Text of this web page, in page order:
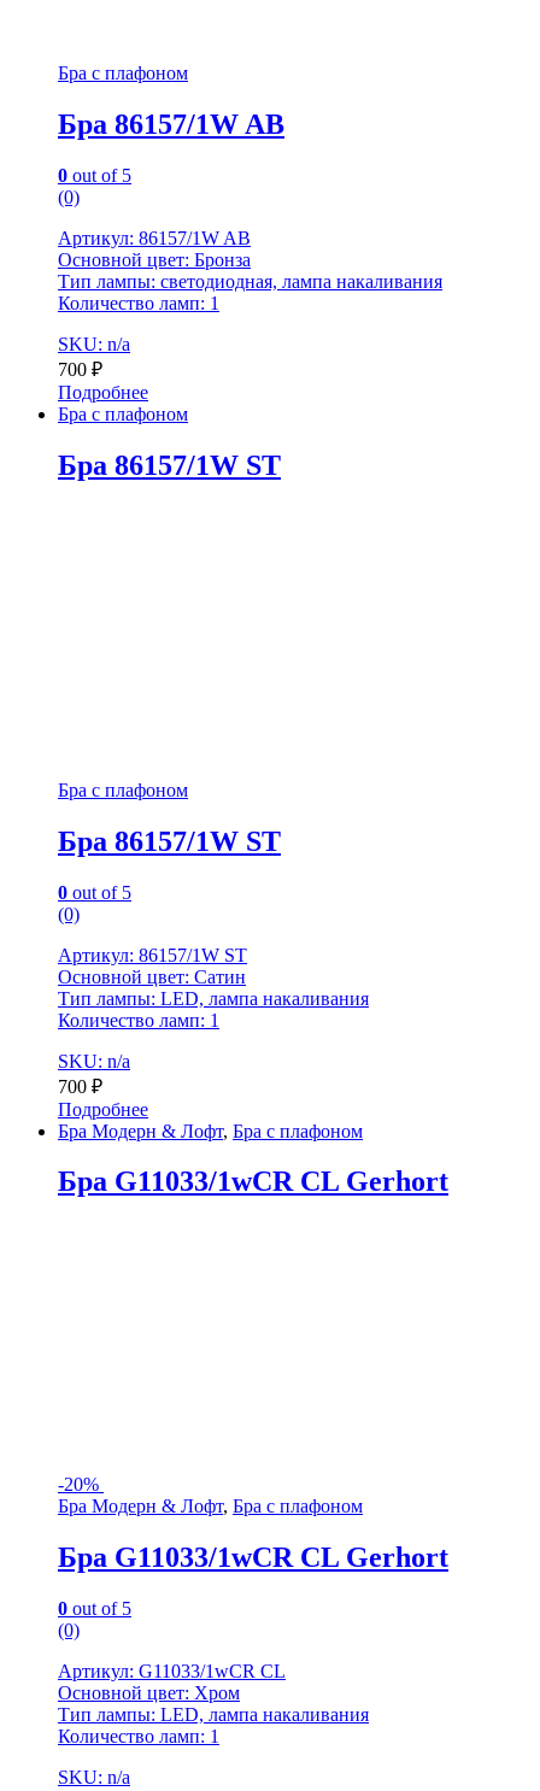
Бра с плафоном
Бра 86157/1W AB
0 out of 5
(0)
Артикул: 86157/1W AB
Основной цвет: Бронза
Тип лампы: светодиодная, лампа накаливания
Количество ламп: 1
SKU: n/a
700 ₽
Подробнее
Бра с плафоном
Бра 86157/1W ST
Бра с плафоном
Бра 86157/1W ST
0 out of 5
(0)
Артикул: 86157/1W ST
Основной цвет: Сатин
Тип лампы: LED, лампа накаливания
Количество ламп: 1
SKU: n/a
700 ₽
Подробнее
Бра Модерн & Лофт, Бра с плафоном
Бра G11033/1wCR CL Gerhort
-20%
Бра Модерн & Лофт, Бра с плафоном
Бра G11033/1wCR CL Gerhort
0 out of 5
(0)
Артикул: G11033/1wCR CL
Основной цвет: Хром
Тип лампы: LED, лампа накаливания
Количество ламп: 1
SKU: n/a